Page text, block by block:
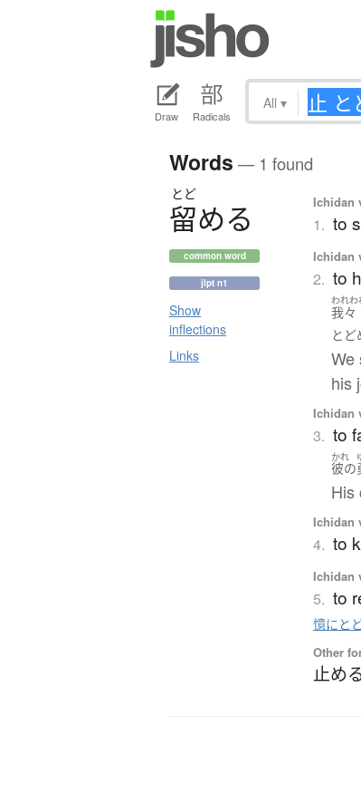
Draw Radicals
All ▾
Words — 1 found
とど
留める
common word
jlpt n1
Show
inflections
Links
Ichidan
1. to
Ichidan
2. to
われわ
我々
とど
We
his
Ichidan
3. to
かれ
彼の
His
Ichidan
4. to
Ichidan
5. to
憶にと
Other
止め